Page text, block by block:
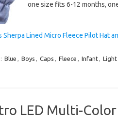
one size fits 6-12 months,
Sherpa Lined Micro Fleece Pilot Hat
Blue , Boys , Caps , Fleece , Infant, Light
LED Multi-